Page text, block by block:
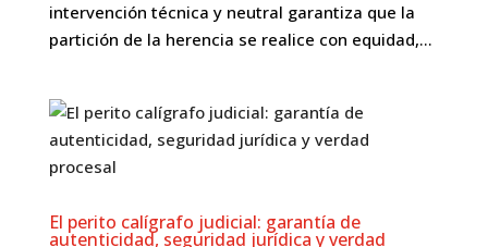
intervención técnica y neutral garantiza que la
partición de la herencia se realice con equidad,...
El perito calígrafo judicial: garantía de
autenticidad, seguridad jurídica y verdad